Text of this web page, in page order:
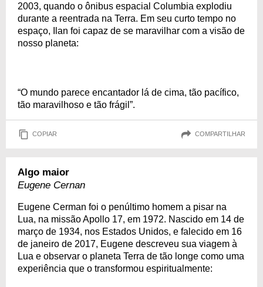
2003, quando o ônibus espacial Columbia explodiu
durante a reentrada na Terra. Em seu curto tempo no
espaço, Ilan foi capaz de se maravilhar com a visão de
nosso planeta:
“O mundo parece encantador lá de cima, tão pacífico,
tão maravilhoso e tão frágil”.
COPIAR COMPARTILHAR
Algo maior
Eugene Cernan
Eugene Cerman foi o penúltimo homem a pisar na
Lua, na missão Apollo 17, em 1972. Nascido em 14 de
março de 1934, nos Estados Unidos, e falecido em 16
de janeiro de 2017, Eugene descreveu sua viagem à
Lua e observar o planeta Terra de tão longe como uma
experiência que o transformou espiritualmente: